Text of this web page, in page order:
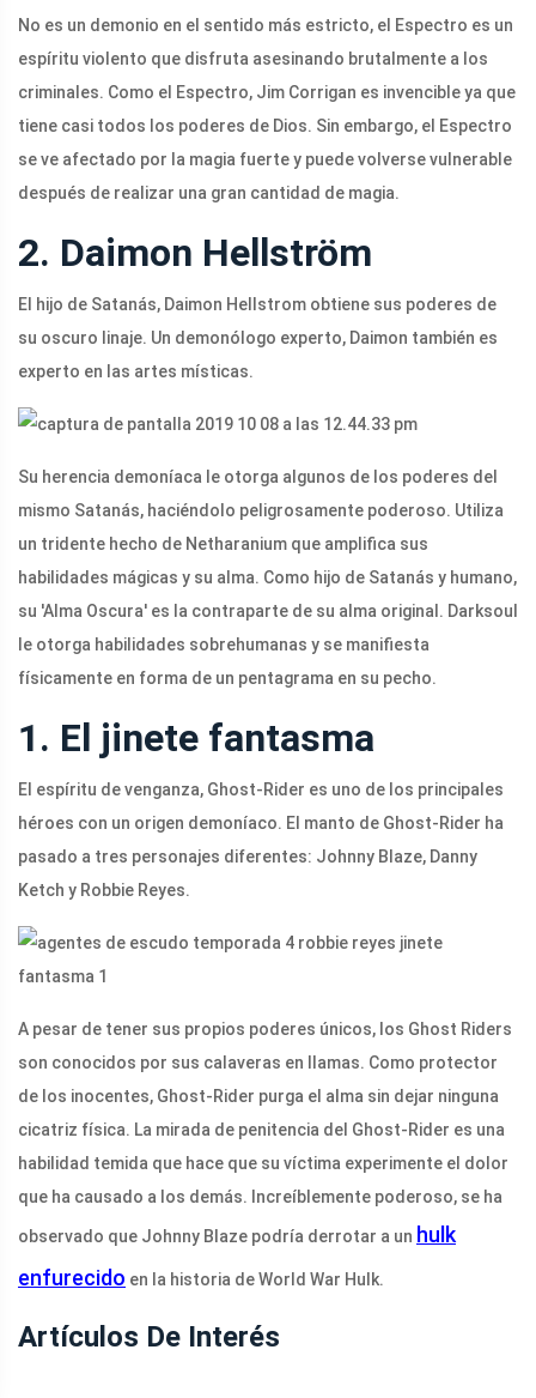
No es un demonio en el sentido más estricto, el Espectro es un
espíritu violento que disfruta asesinando brutalmente a los
criminales. Como el Espectro, Jim Corrigan es invencible ya que
tiene casi todos los poderes de Dios. Sin embargo, el Espectro
se ve afectado por la magia fuerte y puede volverse vulnerable
después de realizar una gran cantidad de magia.
2. Daimon Hellström
El hijo de Satanás, Daimon Hellstrom obtiene sus poderes de
su oscuro linaje. Un demonólogo experto, Daimon también es
experto en las artes místicas.
Su herencia demoníaca le otorga algunos de los poderes del
mismo Satanás, haciéndolo peligrosamente poderoso. Utiliza
un tridente hecho de Netharanium que amplifica sus
habilidades mágicas y su alma. Como hijo de Satanás y humano,
su 'Alma Oscura' es la contraparte de su alma original. Darksoul
le otorga habilidades sobrehumanas y se manifiesta
físicamente en forma de un pentagrama en su pecho.
1. El jinete fantasma
El espíritu de venganza, Ghost-Rider es uno de los principales
héroes con un origen demoníaco. El manto de Ghost-Rider ha
pasado a tres personajes diferentes: Johnny Blaze, Danny
Ketch y Robbie Reyes.
A pesar de tener sus propios poderes únicos, los Ghost Riders
son conocidos por sus calaveras en llamas. Como protector
de los inocentes, Ghost-Rider purga el alma sin dejar ninguna
cicatriz física. La mirada de penitencia del Ghost-Rider es una
habilidad temida que hace que su víctima experimente el dolor
que ha causado a los demás. Increíblemente poderoso, se ha
observado que Johnny Blaze podría derrotar a un hulk
enfurecido en la historia de World War Hulk.
Artículos De Interés